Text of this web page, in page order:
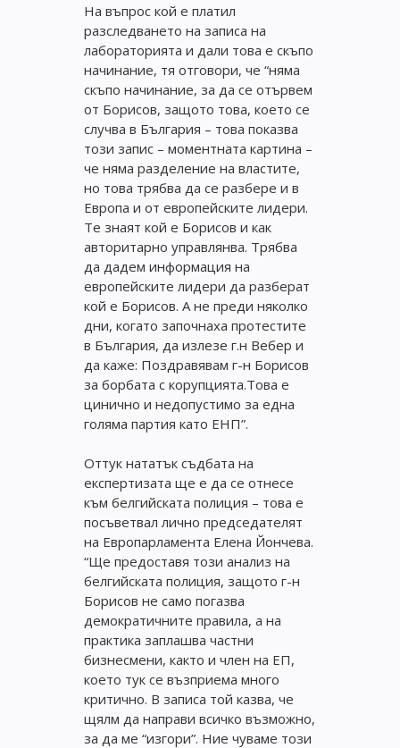
На въпрос кой е платил
разследването на записа на
лабораторията и дали това е скъпо
начинание, тя отговори, че “няма
скъпо начинание, за да се отървем
от Борисов, защото това, което се
случва в България – това показва
този запис – моментната картина –
че няма разделение на властите,
но това трябва да се разбере и в
Европа и от европейските лидери.
Те знаят кой е Борисов и как
авторитарно управлянва. Трябва
да дадем информация на
европейските лидери да разберат
кой е Борисов. А не преди няколко
дни, когато започнаха протестите
в България, да излезе г.н Вебер и
да каже: Поздравявам г-н Борисов
за борбата с корупцията.Това е
цинично и недопустимо за една
голяма партия като ЕНП”.
Оттук нататък съдбата на
експертизата ще е да се отнесе
към белгийската полиция – това е
посъветвал лично председателят
на Европарламента Елена Йончева.
“Ще предоставя този анализ на
белгийската полиция, защото г-н
Борисов не само погазва
демократичните правила, а на
практика заплашва частни
бизнесмени, както и член на ЕП,
което тук се възприема много
критично. В записа той казва, че
щялм да направи всичко възможно,
за да ме “изгори”. Ние чуваме този